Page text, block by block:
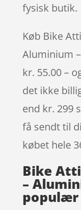
fysisk butik.
Køb Bike
Aluminium
kr. 55.00 –
det ikke
end kr. 299
få sendt til
købet hele
Bike
–